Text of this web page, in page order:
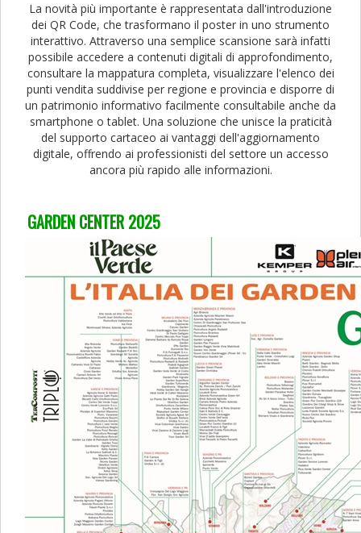
La novità più importante è rappresentata dall'introduzione
dei QR Code, che trasformano il poster in uno strumento
interattivo. Attraverso una semplice scansione sarà infatti
possibile accedere a contenuti digitali di approfondimento,
consultare la mappatura completa, visualizzare l'elenco dei
punti vendita suddivise per regione e provincia e disporre di
un patrimonio informativo facilmente consultabile anche da
smartphone o tablet. Una soluzione che unisce la praticità
del supporto cartaceo ai vantaggi dell'aggiornamento
digitale, offrendo ai professionisti del settore un accesso
ancora più rapido alle informazioni.
GARDEN CENTER 2025